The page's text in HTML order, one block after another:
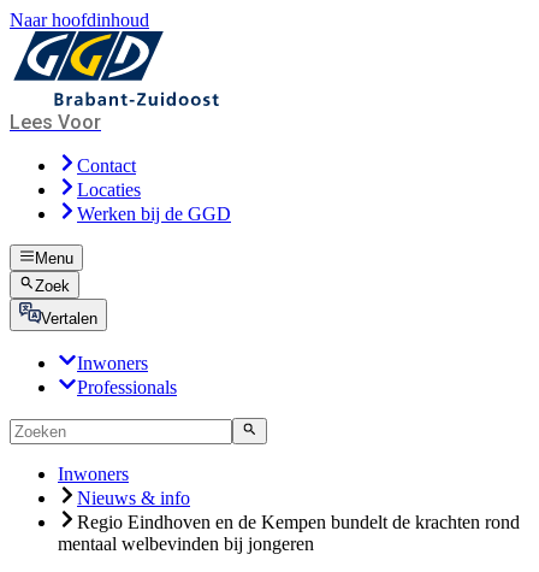
Naar hoofdinhoud
Lees Voor
Contact
Locaties
Werken bij de GGD
Menu
Zoek
Vertalen
Inwoners
Professionals
Inwoners
Nieuws & info
Regio Eindhoven en de Kempen bundelt de krachten rond
mentaal welbevinden bij jongeren